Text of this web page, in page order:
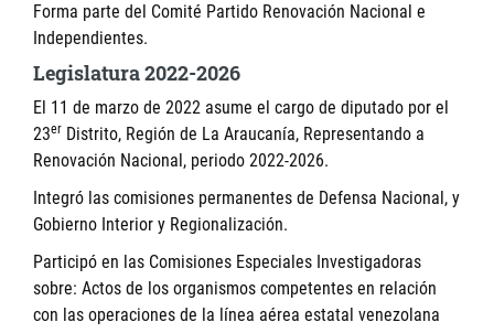
Forma parte del Comité Partido Renovación Nacional e
Independientes.
Legislatura 2022-2026
El 11 de marzo de 2022 asume el cargo de diputado por el
23er Distrito, Región de La Araucanía, Representando a
Renovación Nacional, periodo 2022-2026.
Integró las comisiones permanentes de Defensa Nacional, y
Gobierno Interior y Regionalización.
Participó en las Comisiones Especiales Investigadoras
sobre: Actos de los organismos competentes en relación
con las operaciones de la línea aérea estatal venezolana